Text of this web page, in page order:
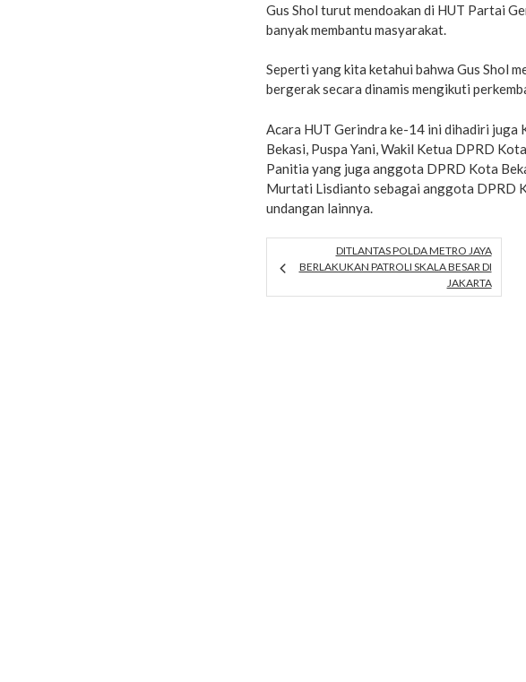
Gus Shol turut mendoakan di HUT Partai
banyak membantu masyarakat.
Seperti yang kita ketahui bahwa Gus Shol
bergerak secara dinamis mengikuti
Acara HUT Gerindra ke-14 ini dihadiri
Bekasi, Puspa Yani, Wakil Ketua DPRD
Panitia yang juga anggota DPRD Kota
Murtati Lisdianto sebagai anggota DPRD
undangan lainnya.
DITLANTAS POLDA METRO JAYA
BERLAKUKAN PATROLI SKALA BESAR DI
JAKARTA